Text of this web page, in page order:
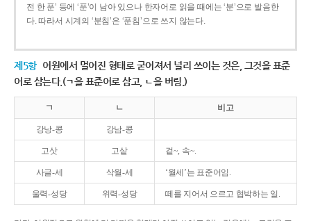
전 한 푼’ 등에 ‘푼’이 남아 있으나 한자어로 읽을 때에는 ‘분’으로 발음한
다. 따라서 시계의 ‘분침’은 ‘푼침’으로 쓰지 않는다.
제5항 어원에서 멀어진 형태로 굳어져서 널리 쓰이는 것은, 그것을 표준
어로 삼는다.(ㄱ을 표준어로 삼고, ㄴ을 버림.)
ㄱ ㄴ 비고
강낭-콩 강남-콩
고삿 고샅 겉~, 속~.
사글-세 삭월-세 ‘월세’는 표준어임.
울력-성당 위력-성당 떼를 지어서 으르고 협박하는 일.